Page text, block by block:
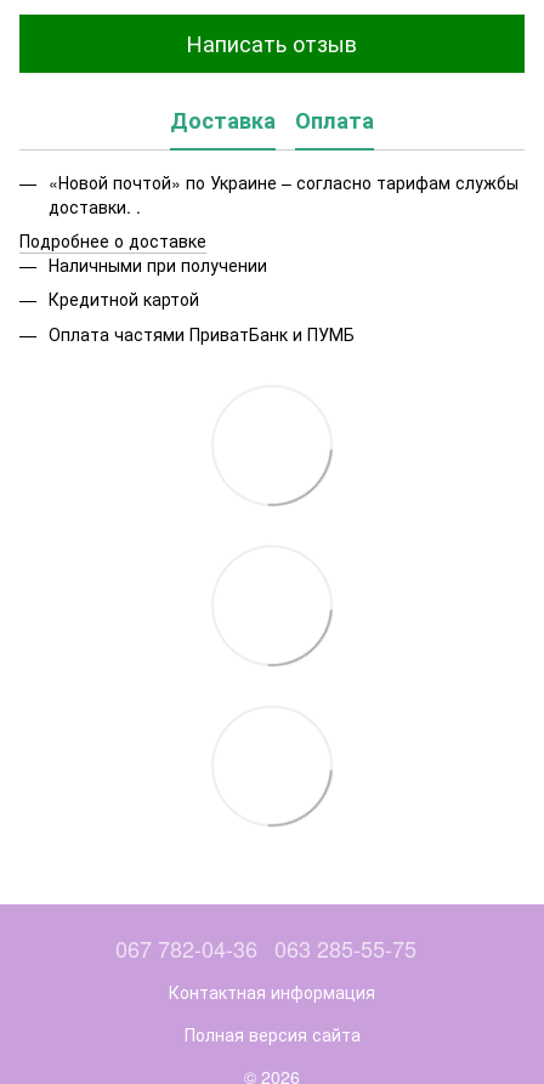
Написать отзыв
Доставка Оплата
«Новой почтой» по Украине – согласно тарифам службы
доставки. .
Подробнее о доставке
Наличными при получении
Кредитной картой
Оплата частями ПриватБанк и ПУМБ
067 782-04-36 063 285-55-75
Контактная информация
Полная версия сайта
© 2026